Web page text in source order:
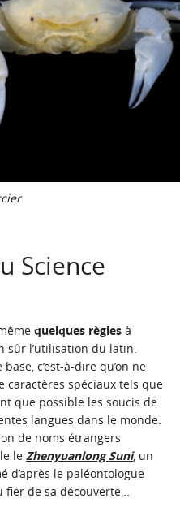
Science
quelques règles à
sûr l’utilisation du latin.
c’est-à-dire qu’on ne
caractères spéciaux tels que
que possible les soucis de
langues dans le monde.
de noms étrangers
le Zhenyuanlong Suni, un
d’après le paléontologue
fier de sa découverte…